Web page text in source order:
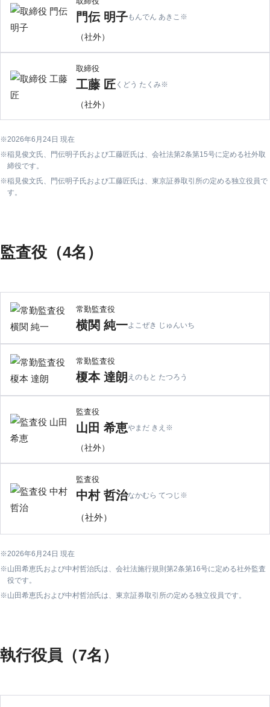
門伝 明子もんでん あきこ ※
（社外）
取締役
工藤 匠 くどう たくみ※
（社外）
2026年6月24日 現在
稲見俊文氏、門伝明子氏および工藤匠氏は、会社法第2条第15号に定める社外取
締役です。
稲見俊文氏、門伝明子氏および工藤匠氏は、東京証券取引所の定める独立役員で
す。
監査役（4名）
常勤監査役
横関 純一よこぜき じゅんいち
常勤監査役
榎本 達朗 えのもと たつろう
監査役
山田 希恵やまだ きえ ※
（社外）
監査役
中村 哲治なかむら てつじ ※
（社外）
2026年6月24日 現在
山田希恵氏および中村哲治氏は、会社法施行規則第2条第16号に定める社外監査
役です。
山田希恵氏および中村哲治氏は、東京証券取引所の定める独立役員です。
執行役員（7名）